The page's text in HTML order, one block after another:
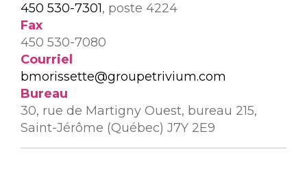
450 530-7301, poste 4224
Fax
450 530-7080
Courriel
bmorissette@groupetrivium.com
Bureau
30, rue de Martigny Ouest, bureau 215,
Saint-Jérôme (Québec) J7Y 2E9